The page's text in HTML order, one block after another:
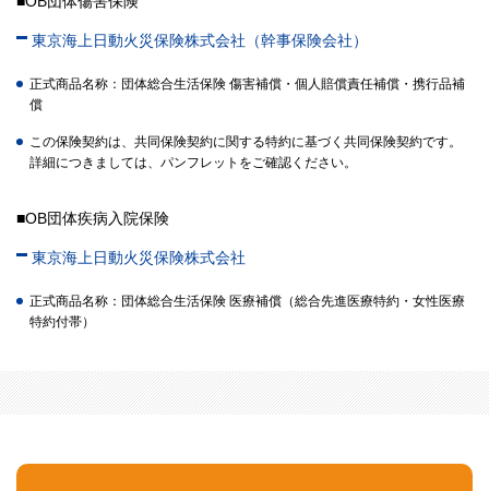
東京海上日動火災保険株式会社（幹事保険会社）
正式商品名称：団体総合生活保険 傷害補償・個人賠償責任補償・携行品補
償
この保険契約は、共同保険契約に関する特約に基づく共同保険契約です。
詳細につきましては、パンフレットをご確認ください。
■OB団体疾病入院保険
東京海上日動火災保険株式会社
正式商品名称：団体総合生活保険 医療補償（総合先進医療特約・女性医療
特約付帯）